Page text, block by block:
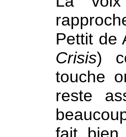
Pettit de
Crisis)
touche
reste